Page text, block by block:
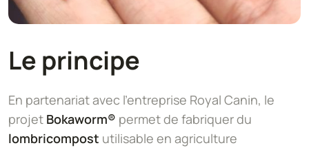
Le principe
En partenariat avec l'entreprise Royal Canin, le
projet Bokaworm® permet de fabriquer du
lombricompost utilisable en agriculture